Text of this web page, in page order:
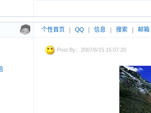
个性首页 QQ 信息 搜索 邮箱
Post By：2007/6/15 15:07:20